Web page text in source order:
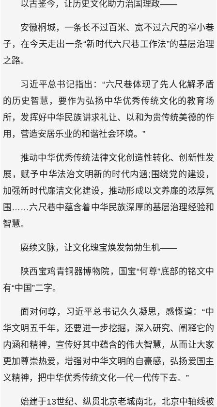
以古鉴今，让历史文化助力治国理政——
安徽桐城，一条长不过百米、宽不过六尺的窄小巷
子，在今天走出一条“新时代六尺巷工作法”的基层治理
之路。
习近平总书记指出：“六尺巷体现了先人化解矛盾
的历史智慧，要作为弘扬中华优秀传统文化的教育场
所，发挥好中华民族讲求礼让、以和为贵传统美德的作
用，营造安居乐业的和谐社会环境。”
推动中华优秀传统法律文化创造性转化、创新性发
展，赋予中华法治文明新的时代内涵;围绕党的建设，
加强新时代廉洁文化建设，推动形成以文养廉的浓厚氛
围……六尺巷中蕴含着中华民族深厚的基层治理经验和
智慧。
赓续文脉，让文化瑰宝焕发勃勃生机——
陕西宝鸡青铜器博物院，国宝“何尊”底部的铭文中
有“中国”二字。
面对何尊，习近平总书记久久凝思，感慨道：“中
华文明五千年，还要进一步挖掘，深入研究、阐释它的
内涵和精神，宣传好其中蕴含的伟大智慧，从而让大家
更加尊崇热爱，增强对中华文明的自豪感，弘扬爱国主
义精神，把中华优秀传统文化一代一代传下去。”
始建于13世纪、纵贯北京老城南北，北京中轴线被